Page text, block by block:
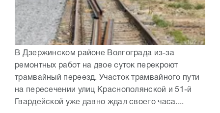
В Дзержинском районе Волгограда из-за
ремонтных работ на двое суток перекроют
трамвайный переезд. Участок трамвайного пути
на пересечении улиц Краснополянской и 51-й
Гвардейской уже давно ждал своего часа....